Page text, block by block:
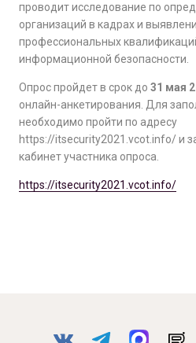
проводит исследование по
организаций в кадрах и
профессиональных
информационной безопасности.
Опрос пройдет в срок до 31 мая
онлайн-анкетирования. Для
необходимо пройти по адресу
https://itsecurity2021.vcot.info/ и
кабинет участника опроса.
https://itsecurity2021.vcot.info/